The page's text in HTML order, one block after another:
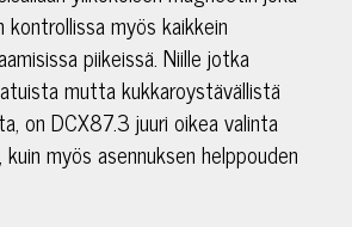
kontrollissa myös kaikkein
piikeissä. Niille jotka
mutta kukkaroystävällistä
on DCX87.3 juuri oikea valinta
kuin myös asennuksen helppouden